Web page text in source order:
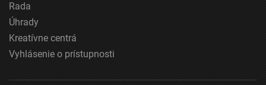
Rada
Úhrady
Kreatívne centrá
Vyhlásenie o prístupnosti